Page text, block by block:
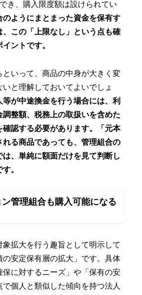
き、購入限度額は設けられてい
のようにまとまった資金を保有す
、この「上限なし」という点も確
ントです。
といって、商品の中身が大きく変
と理解しておいてよいでしょ
等が中途換金を行う場合には、利
調整額、税務上の取扱いを含めた
確認する必要があります。「元本
れる商品であっても、管理組合の
、単純に額面だけを見て判断し
。
管理組合も購入可能になる
象拡大を行う趣旨として明示して
の安定保有層の拡大」です。具体
保に対するニーズ」や「保有の安
個人と類似した傾向を持つ法人